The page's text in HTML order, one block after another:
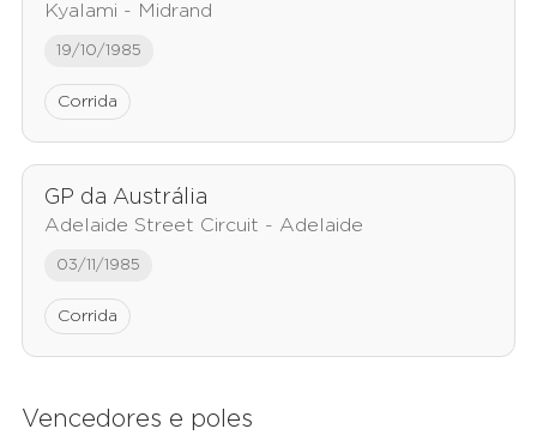
Kyalami - Midrand
19/10/1985
Corrida
GP da Austrália
Adelaide Street Circuit - Adelaide
03/11/1985
Corrida
Vencedores e poles